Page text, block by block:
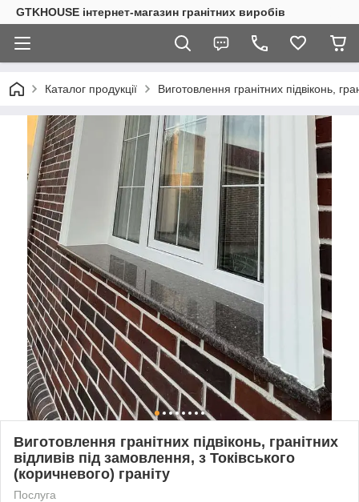
GTKHOUSE інтернет-магазин гранітних виробів
Каталог продукції Виготовлення гранітних підвіконь,
Виготовлення гранітних підвіконь, гранітних
відливів під замовлення, з Токівського
(коричневого) граніту
Послуга